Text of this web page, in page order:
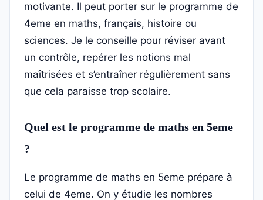
motivante. Il peut porter sur le programme de
4eme en maths, français, histoire ou
sciences. Je le conseille pour réviser avant
un contrôle, repérer les notions mal
maîtrisées et s’entraîner régulièrement sans
que cela paraisse trop scolaire.
Quel est le programme de maths en 5eme
?
Le programme de maths en 5eme prépare à
celui de 4eme. On y étudie les nombres